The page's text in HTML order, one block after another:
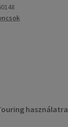
használatra